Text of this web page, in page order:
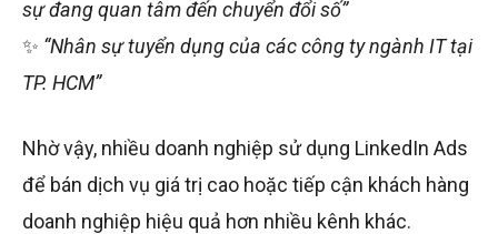
sự đang quan tâm đến chuyển đổi số”
✨ “Nhân sự tuyển dụng của các công ty ngành IT tại
TP. HCM”
Nhờ vậy, nhiều doanh nghiệp sử dụng LinkedIn Ads
để bán dịch vụ giá trị cao hoặc tiếp cận khách hàng
doanh nghiệp hiệu quả hơn nhiều kênh khác.